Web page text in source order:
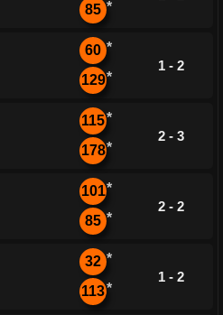
85 *
60 *
129*
1 - 2
115*
178*
2 - 3
101*
85 *
2 - 2
32 *
113*
1 - 2